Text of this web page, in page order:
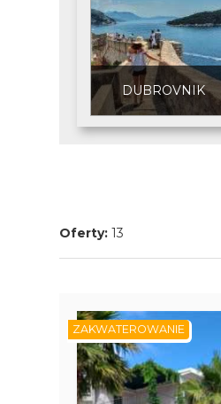
DUBROVNIK
Oferty: 13
ZAKWATEROWANIE